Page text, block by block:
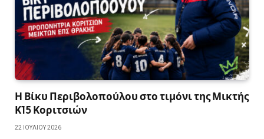
Η Βίκυ Περιβολοπούλου στο τιμόνι της Μικτής
Κ15 Κοριτσιών
22 ΙΟΥΛΊΟΥ 2026